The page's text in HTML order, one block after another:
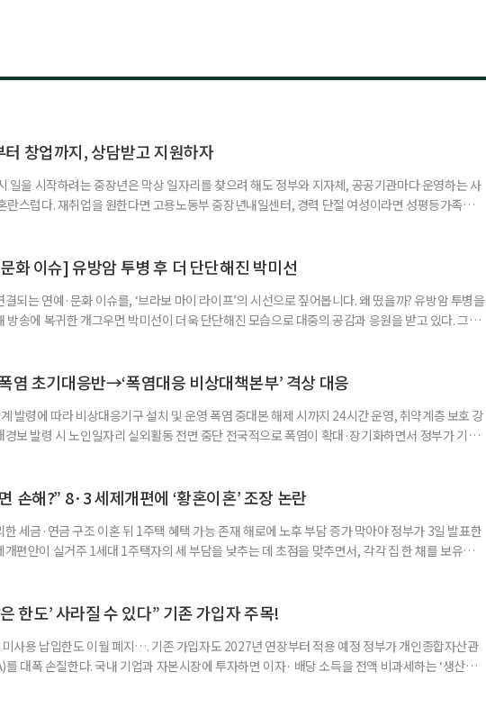
창업까지, 상담받고 지원하자
일을 시작하려는 중장년은 막상 일자리를 찾으려 해도 정부와 지자체, 공공기관마다 운영하는 사
란스럽다. 재취업을 원한다면 고용노동부 중장년내일센터, 경력 단절 여성이라면 성평등가족부
직 수당까지 고용노동부 국민취업지원제도 구직활동이 쉽지 않은 사람을 위한 제도다. 개인별 취
세
화 이슈] 유방암 투병 후 더 단단해진 박미선
결되는 연예·문화 이슈를, ‘브라보 마이 라이프’의 시선으로 짚어봅니다. 왜 떴을까? 유방암 투병을
방송에 복귀한 개그우먼 박미선이 더욱 단단해진 모습으로 대중의 공감과 응원을 받고 있다. 그러
생활 뒤 전해진 투병 소식 박미선은 재치 있는 말솜씨와 공감 능력으로
염 초기대응반→‘폭염대응 비상대책본부’ 격상 대응
발령에 따라 비상대응기구 설치 및 운영 폭염 중대본 해제 시까지 24시간 운영, 취약계층 보호 강
경보 발령 시 노인일자리 실외활동 전면 중단 전국적으로 폭염이 확대·장기화하면서 정부가 기존
본) 2단계(심각)가 발령된 이후에도 폭염이 전국적으로 확대되고 장기화한 데 따른 것이다. 기존에
손해?” 8·3 세제개편에 ‘황혼이혼’ 조장 논란
한 세금·연금 구조 이혼 뒤 1주택 혜택 가능 존재 해로에 노후 부담 증가 막아야 정부가 3일 발표한
개편안이 실거주 1세대 1주택자의 세 부담을 낮추는 데 초점을 맞추면서, 각각 집 한 채를 보유한
한 채씩을 보유하면 한 세대가 두 채를 가진 것으로 보지만, 실제 이혼해 주거와 생계를 분
한도’ 사라질 수 있다” 기존 가입자 주목!
미사용 납입한도 이월 폐지…. 기존 가입자도 2027년 연장부터 적용 예정 정부가 개인종합자산관
를 대폭 손질한다. 국내 기업과 자본시장에 투자하면 이자· 배당 소득을 전액 비과세하는 ‘생산적